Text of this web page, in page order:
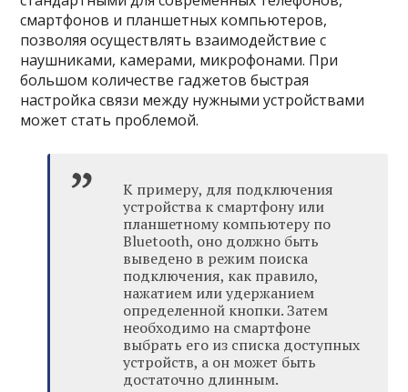
смартфонов и планшетных компьютеров,
позволяя осуществлять взаимодействие с
наушниками, камерами, микрофонами. При
большом количестве гаджетов быстрая
настройка связи между нужными устройствами
может стать проблемой.
К примеру, для подключения
устройства к смартфону или
планшетному компьютеру по
Bluetooth, оно должно быть
выведено в режим поиска
подключения, как правило,
нажатием или удержанием
определенной кнопки. Затем
необходимо на смартфоне
выбрать его из списка доступных
устройств, а он может быть
достаточно длинным.